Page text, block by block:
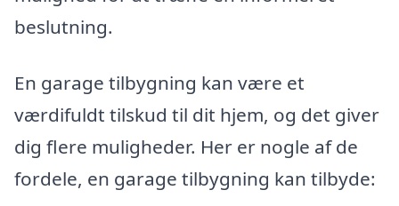
beslutning.
En garage tilbygning kan være et
værdifuldt tilskud til dit hjem, og det giver
dig flere muligheder. Her er nogle af de
fordele, en garage tilbygning kan tilbyde: